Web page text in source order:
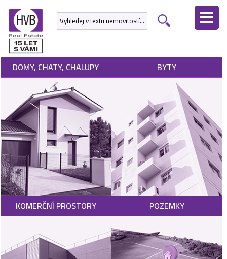
DOMY, CHATY, CHALUPY BYTY
KOMERČNÍ PROSTORY POZEMKY
ÚVODNÍ
STRÁNKA
NEMOVITOSTI
DEVELOPERSKÉ
PROJEKTY
SLUŽBY
NABÍDNOUT
NEMOVITOST
POPTAT
NEMOVITOST
VÝKUP
NEMOVITOSTÍ